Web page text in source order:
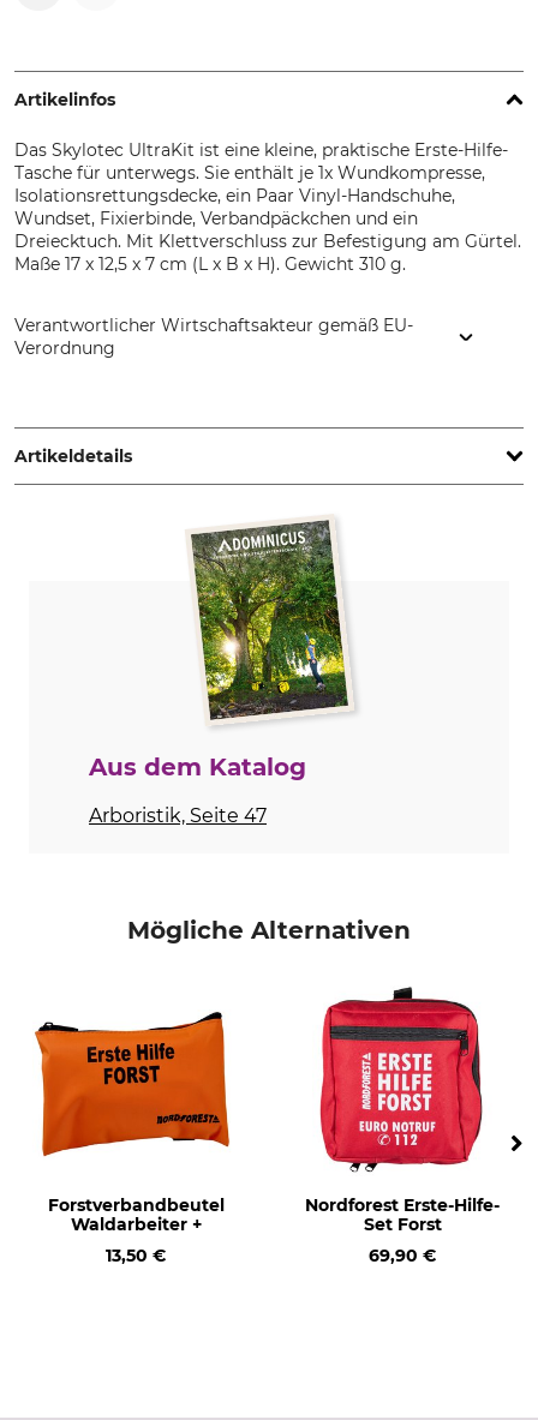
Artikelinfos
Das Skylotec UltraKit ist eine kleine, praktische Erste-Hilfe-
Tasche für unterwegs. Sie enthält je 1x Wundkompresse,
Isolationsrettungsdecke, ein Paar Vinyl-Handschuhe,
Wundset, Fixierbinde, Verbandpäckchen und ein
Dreiecktuch. Mit Klettverschluss zur Befestigung am Gürtel.
Maße 17 x 12,5 x 7 cm (L x B x H). Gewicht 310 g.
Verantwortlicher Wirtschaftsakteur gemäß EU-
Verordnung
Germany, www.skylotec.com
Artikeldetails
Produkttyp
Erste-Hilfe-Tasche
Herstellung
Made in Germany
Aus dem Katalog
Arboristik, Seite 47
Mögliche Alternativen
Forstverbandbeutel
Waldarbeiter +
13,50 €
Nordforest Erste-Hilfe-
Set Forst
69,90 €